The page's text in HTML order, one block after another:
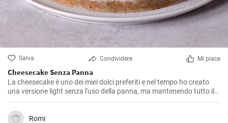
Salva Condividere Mi piace
Cheesecake Senza Panna
La cheesecake è uno dei miei dolci preferiti e nel tempo ho creato
una versione light senza l'uso della panna, ma mantenendo tutto il
gusto originale. Questa variante risulta essere un po' più leggera ma
altrettanto gustosa, perfetta quindi per chi ha qualche problema di
intolleranza o vuole semplicemente tenere sotto controllo le calorie.
Romi